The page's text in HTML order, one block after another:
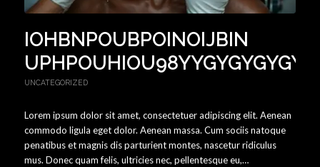
IOHBNPOUBPOINOIJBIN
UPHPOUHIOU98YYGYGYGYGYG
UNCATEGORIZED
Lorem ipsum dolor sit amet, consectetuer adipiscing elit. Aenean
commodo ligula eget dolor. Aenean massa. Cum sociis natoque
penatibus et magnis dis parturient montes, nascetur ridiculus
mus. Donec quam felis, ultricies nec, pellentesque eu,…